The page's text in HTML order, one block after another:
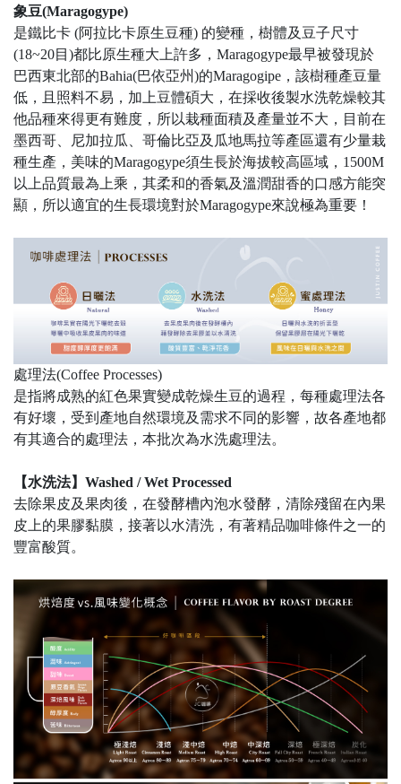
象豆(Maragogype)
是鐵比卡 (阿拉比卡原生豆種) 的變種，樹體及豆子尺寸
(18~20目)都比原生種大上許多，Maragogype最早被發現於
巴西東北部的Bahia(巴依亞州)的Maragogipe，該樹種產豆量
低，且照料不易，加上豆體碩大，在採收後製水洗乾燥較其
他品種來得更有難度，所以栽種面積及產量並不大，目前在
墨西哥、尼加拉瓜、哥倫比亞及瓜地馬拉等產區還有少量栽
種生產，美味的Maragogype須生長於海拔較高區域，1500M
以上品質最為上乘，其柔和的香氣及溫潤甜香的口感方能突
顯，所以適宜的生長環境對於Maragogype來說極為重要！
處理法(Coffee Processes)
是指將成熟的紅色果實變成乾燥生豆的過程，每種處理法各
有好壞，受到產地自然環境及需求不同的影響，故各產地都
有其適合的處理法，本批次為水洗處理法。
【水洗法】Washed / Wet Processed
去除果皮及果肉後，在發酵槽內泡水發酵，清除殘留在內果
皮上的果膠黏膜，接著以水清洗，有著精品咖啡條件之一的
豐富酸質。